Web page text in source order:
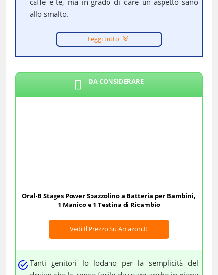
caffè e tè, ma in grado di dare un aspetto sano
allo smalto.
Leggi tutto
DA CONSIDERARE
Oral-B Stages Power Spazzolino a Batteria per Bambini,
1 Manico e 1 Testina di Ricambio
Vedi Il Prezzo Su Amazon.it
Tanti genitori lo lodano per la semplicità del